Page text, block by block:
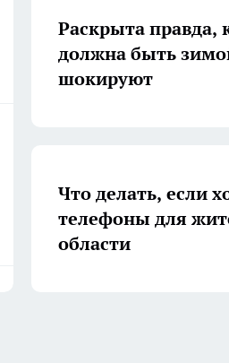
Раскрыта правда,
должна быть
шокируют
Что делать, если
телефоны для
области